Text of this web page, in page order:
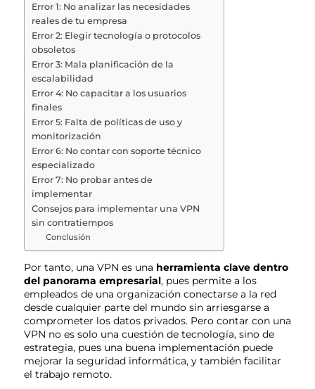
Error 1: No analizar las necesidades
reales de tu empresa
Error 2: Elegir tecnología o protocolos
obsoletos
Error 3: Mala planificación de la
escalabilidad
Error 4: No capacitar a los usuarios
finales
Error 5: Falta de políticas de uso y
monitorización
Error 6: No contar con soporte técnico
especializado
Error 7: No probar antes de
implementar
Consejos para implementar una VPN
sin contratiempos
Conclusión
Por tanto, una VPN es una herramienta clave dentro
del panorama empresarial, pues permite a los
empleados de una organización conectarse a la red
desde cualquier parte del mundo sin arriesgarse a
comprometer los datos privados. Pero contar con una
VPN no es solo una cuestión de tecnología, sino de
estrategia, pues una buena implementación puede
mejorar la seguridad informática,y también facilitar
el trabajo remoto.